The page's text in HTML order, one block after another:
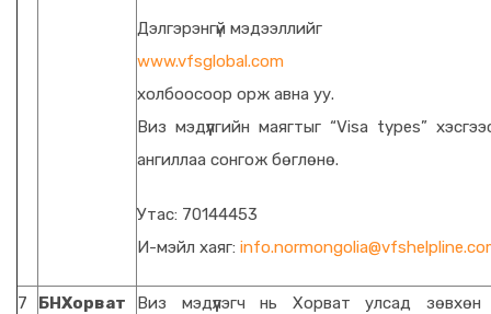
Дэлгэрэнгүй мэдээллийг
www.vfsglobal.com
холбоосоор орж авна уу.
Виз мэдүүлгийн маягтыг “Visa types”
ангиллаа сонгож бөглөнө.
Утас: 70144453
И-мэйл хаяг:
7
БНХорват
Виз мэдүүлэгч нь Хорват улсад зөвхөн